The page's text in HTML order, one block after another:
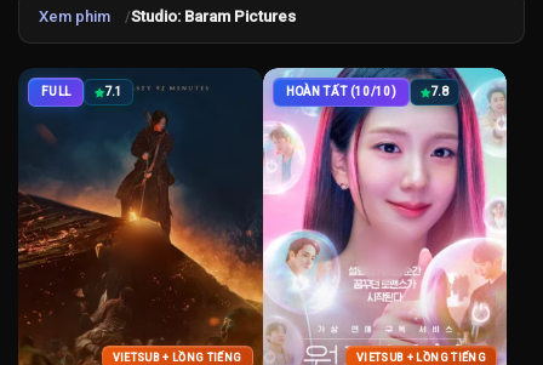
Xem phim Studio: Baram Pictures
FULL 7.1
VIETSUB + LỒNG TIẾNG
HOÀN TẤT (10/10) 7.8
VIETSUB + LỒNG TIẾNG